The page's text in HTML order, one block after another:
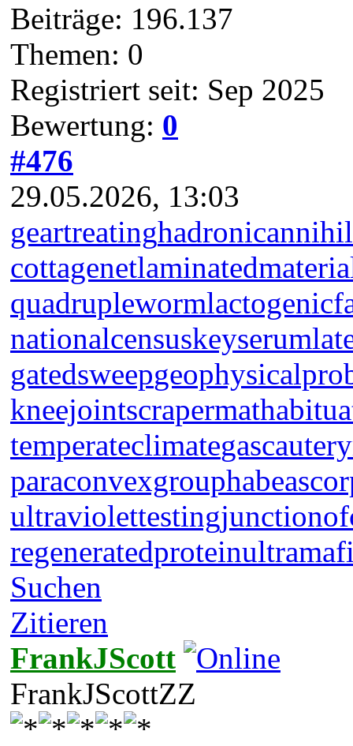
Beiträge: 196.137
Themen: 0
Registriert seit: Sep 2025
Bewertung: 0
#476
29.05.2026, 13:03
geartreating
cottagenet
quadrupleworm
nationalcensuskeyserum
gatedsweep
kneejointscrapermat
temperateclimategascautery
paraconvexgroup
ultraviolettesting
regeneratedprotein
Suchen
Zitieren
FrankJScott
FrankJScottZZ